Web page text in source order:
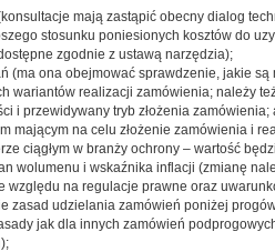
mają zastąpić obecny dialog
stosunku poniesionych kosztów do
zgodnie z ustawą narzędzia);
ona obejmować sprawdzenie, jakie
realizacji zamówienia; należy
i przewidywany tryb złożenia
mającym na celu złożenie zamówienia i
ciągłym w branży ochrony – wartość
i wskaźnika inflacji (zmianę
na regulacje prawne oraz
udzielania zamówień poniżej
jak dla innych zamówień